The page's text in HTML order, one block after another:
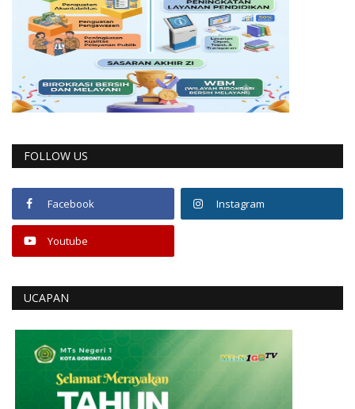
FOLLOW US
Facebook Instagram
Youtube
UCAPAN